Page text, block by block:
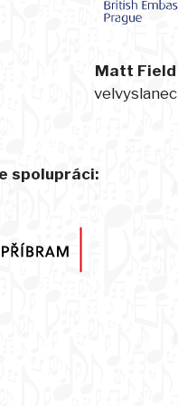
Matt Field
velvyslanec
spolupráci: